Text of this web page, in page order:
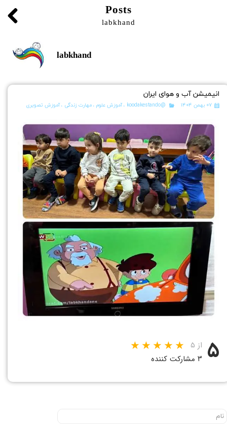
Posts
labkhand
labkhand
انیمیشن آب و هوای ایران
۰۷ بهمن ۱۴۰۴ @koodakestando ،آموزش علوم ،مهارت زندگی ،آموزش تصویری
۵ از ۵
۳ مشارکت کننده